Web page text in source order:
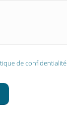
de confidentialité